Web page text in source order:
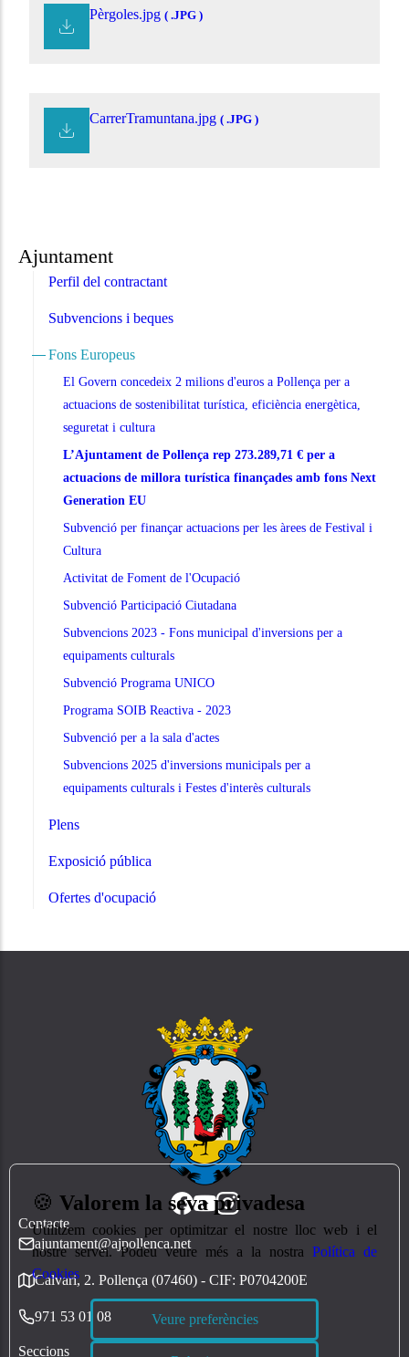
Ajuntament
Perfil del contractant
Subvencions i beques
Fons Europeus
El Govern concedeix 2 milions d'euros a Pollença per a
actuacions de sostenibilitat turística, eficiència energètica,
seguretat i cultura
L’Ajuntament de Pollença rep 273.289,71 € per a
actuacions de millora turística finançades amb fons Next
Generation EU
Subvenció per finançar actuacions per les àrees de Festival i
Cultura
Activitat de Foment de l'Ocupació
Subvenció Participació Ciutadana
Subvencions 2023 - Fons municipal d'inversions per a
equipaments culturals
Subvenció Programa UNICO
Programa SOIB Reactiva - 2023
Subvenció per a la sala d'actes
Subvencions 2025 d'inversions municipals per a
equipaments culturals i Festes d'interès culturals
Plens
Exposició pública
Ofertes d'ocupació
Pèrgoles.jpg ( .JPG )
CarrerTramuntana.jpg ( .JPG )
Contacte
ajuntament@ajpollenca.net
Calvari, 2. Pollença (07460) - CIF: P0704200E
971 53 01 08
Seccions
🍪 Valorem la seva privadesa
Utilitzem cookies per optimitzar el nostre lloc web i el
nostre servei. Podeu veure més a la nostra Política de
Cookies
Veure preferències